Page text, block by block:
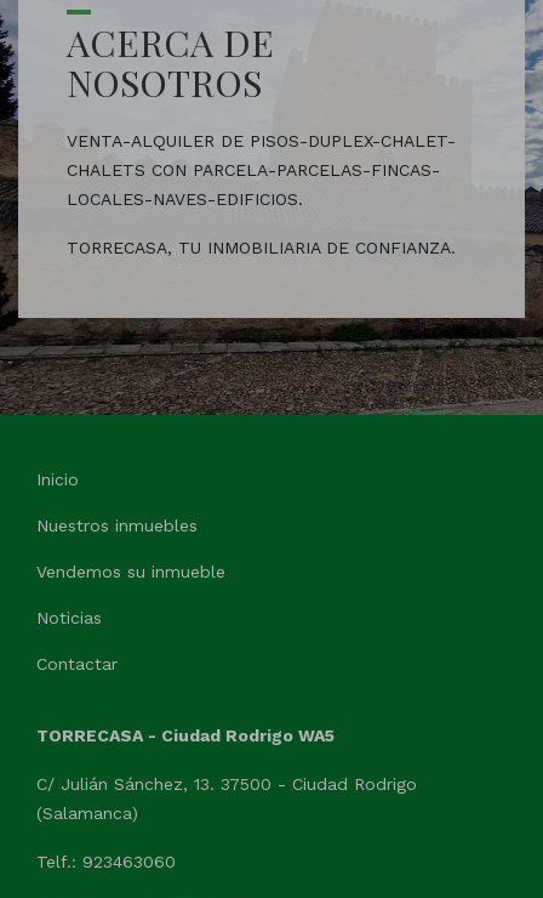
ACERCA DE
NOSOTROS
VENTA-ALQUILER DE PISOS-DUPLEX-CHALET-
CHALETS CON PARCELA-PARCELAS-FINCAS-
LOCALES-NAVES-EDIFICIOS.
TORRECASA, TU INMOBILIARIA DE CONFIANZA.
Inicio
Nuestros inmuebles
Vendemos su inmueble
Noticias
Contactar
TORRECASA - Ciudad Rodrigo WA5
C/ Julián Sánchez, 13. 37500 - Ciudad Rodrigo
(Salamanca)
Telf.: 923463060